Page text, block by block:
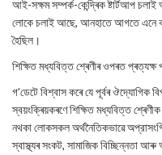
আই-সক্ষম সম্পৰ্ক-কেন্দ্ৰিক ষ্টাৰ্টআপ
লোকে চলাই আছে, আনহাতে আগতে এনে
হৈছিল।
শিক্ষিত মধ্যবিত্ত শ্ৰেণীৰ ওপৰত প্ৰত্যক্ষ
গ’ডেটে বিশ্বাস কৰে যে পূৰ্বৰ ঔদ্যোগিক
স্বয়ংক্ৰিয়কৰণে শিক্ষিত মধ্যবিত্ত
নথকা লোকসকল অৰ্থনৈতিকভাৱে
স্বাস্থ্যৰ সংকট, সামাজিক বিচ্ছিন্নতা আৰু